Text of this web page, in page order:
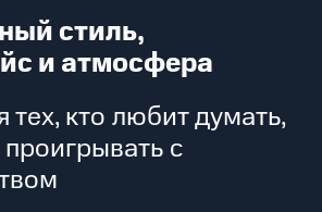
стиль,
и атмосфера
тех, кто любит думать,
с